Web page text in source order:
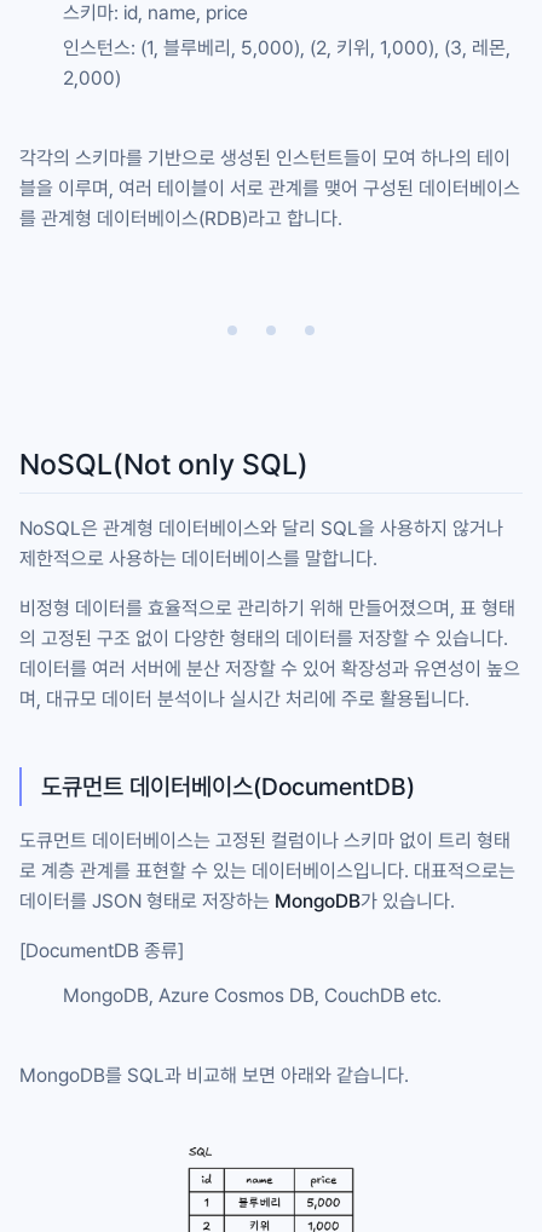
스키마: id, name, price
인스턴스: (1, 블루베리, 5,000), (2, 키위, 1,000), (3, 레몬,
2,000)
각각의 스키마를 기반으로 생성된 인스턴트들이 모여 하나의 테이
블을 이루며, 여러 테이블이 서로 관계를 맺어 구성된 데이터베이스
를 관계형 데이터베이스(RDB)라고 합니다.
NoSQL(Not only SQL)
NoSQL은 관계형 데이터베이스와 달리 SQL을 사용하지 않거나
제한적으로 사용하는 데이터베이스를 말합니다.
비정형 데이터를 효율적으로 관리하기 위해 만들어졌으며, 표 형태
의 고정된 구조 없이 다양한 형태의 데이터를 저장할 수 있습니다.
데이터를 여러 서버에 분산 저장할 수 있어 확장성과 유연성이 높으
며, 대규모 데이터 분석이나 실시간 처리에 주로 활용됩니다.
도큐먼트 데이터베이스(DocumentDB)
도큐먼트 데이터베이스는 고정된 컬럼이나 스키마 없이 트리 형태
로 계층 관계를 표현할 수 있는 데이터베이스입니다. 대표적으로는
데이터를 JSON 형태로 저장하는 MongoDB가 있습니다.
[DocumentDB 종류]
MongoDB, Azure Cosmos DB, CouchDB etc.
MongoDB를 SQL과 비교해 보면 아래와 같습니다.